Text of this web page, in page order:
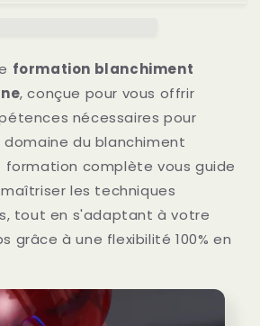
formation blanchiment
, conçue pour vous offrir
nécessaires pour
domaine du blanchiment
complète vous guide
les techniques
tout en s'adaptant à votre
grâce à une flexibilité 100% en